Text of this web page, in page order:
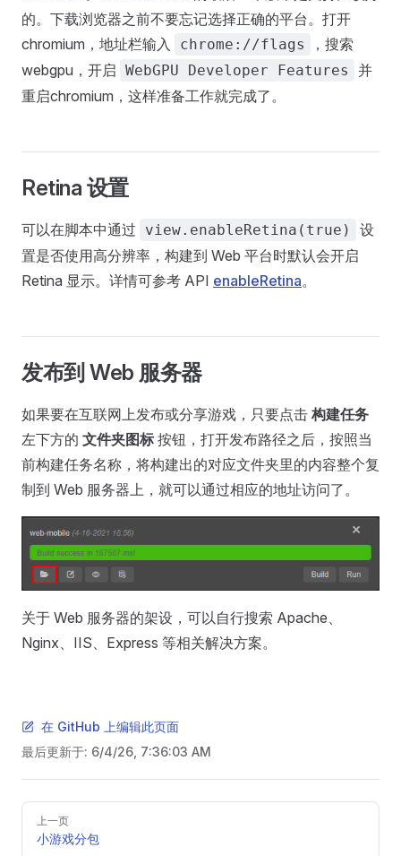
的。下载浏览器之前不要忘记选择正确的平台。打开
chromium，地址栏输入
chrome://flags
，搜索
webgpu，开启 WebGPU Developer Features
并
重启chromium，这样准备工作就完成了。
Retina 设置
可以在脚本中通过 view.enableRetina(true)
设
置是否使用高分辨率，构建到 Web 平台时默认会开启
Retina 显示。详情可参考 API enableRetina。
发布到 Web 服务器
如果要在互联网上发布或分享游戏，只要点击 构建任务
左下方的 文件夹图标 按钮，打开发布路径之后，按照当
前构建任务名称，将构建出的对应文件夹里的内容整个复
制到 Web 服务器上，就可以通过相应的地址访问了。
关于 Web 服务器的架设，可以自行搜索 Apache、
Nginx、IIS、Express 等相关解决方案。
在 GitHub 上编辑此页面
最后更新于: 6/4/26, 7:36:03 AM
Pager
上一页
小游戏分包